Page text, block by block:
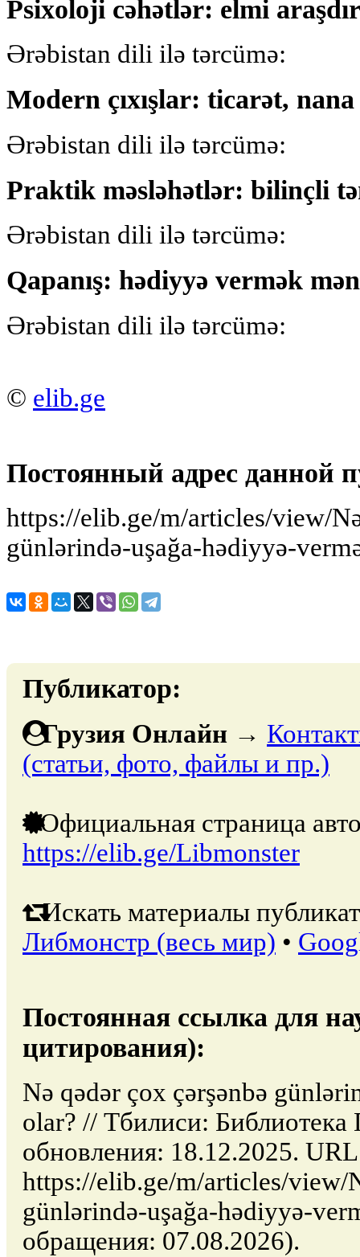
Psixoloji cəhətlər: elmi
Ərəbistan dili ilə tərcümə:
Modern çıxışlar: ticarət,
Ərəbistan dili ilə tərcümə:
Praktik məsləhətlər: bilinçli
Ərəbistan dili ilə tərcümə:
Qapanış: hədiyyə vermək
Ərəbistan dili ilə tərcümə:
© elib.ge
Постоянный адрес данной
https://elib.ge/m/articles/view/
günlərində-uşağa-hədiyyə-
Публикатор:
Грузия Онлайн →
(статьи, фото, файлы и пр.)
Официальная страница
https://elib.ge/Libmonster
Искать материалы
Либмонстр (весь мир) •
Постоянная ссылка для
цитирования):
Nə qədər çox çərşənbə
olar? // Тбилиси:
обновления: 18.12.2025.
https://elib.ge/m/articles/view/
günlərində-uşağa-hədiyyə-
обращения: 07.08.2026).